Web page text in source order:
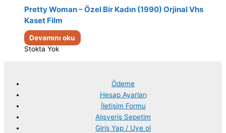
Pretty Woman – Özel Bir Kadın (1990) Orjinal Vhs
Kaset Film
Devamını oku
Stokta Yok
Ödeme
Hesap Ayarları
İletişim Formu
Alışveriş Sepetim
Giriş Yap / Uye ol